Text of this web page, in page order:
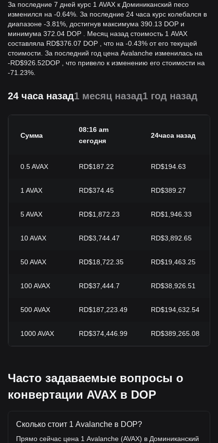
За последние 7 дней курс 1 AVAX к Доминиканский песо
изменился на -0.64%. За последние 24 часа курс колебался в
диапазоне -3.81%, достигнув максимума 390.13 DOP и
минимума 372.04 DOP . Месяц назад стоимость 1 AVAX
составляла RD$376.07 DOP , что на -0.43% от его текущей
стоимости. За последний год цена Avalanche изменилась на
-RD$926.52DOP , что привело к изменению его стоимости на
-71.23%.
24 часа назад1 месяц назад1 год назад
Сумма
08:16 am
сегодня
24часа назад
0.5AVAX RD$187.22 RD$194.63
1 AVAX RD$374.45 RD$389.27
5AVAX RD$1,872.23 RD$1,946.33
10AVAX RD$3,744.47 RD$3,892.65
50AVAX RD$18,722.35 RD$19,463.25
100AVAX RD$37,444.7 RD$38,926.51
500AVAX RD$187,223.49 RD$194,632.54
1000AVAX RD$374,446.99 RD$389,265.08
Часто задаваемые вопросы о
конвертации AVAX в DOP
Сколько стоит 1 Avalanche в DOP?
Прямо сейчас цена 1 Avalanche (AVAX) в Доминиканский